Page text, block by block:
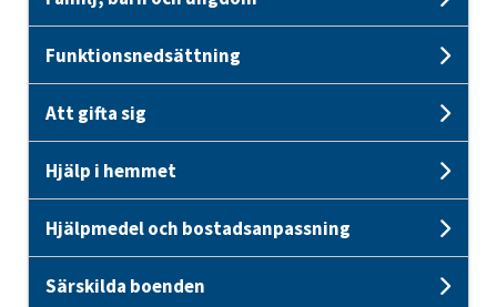
Funktionsnedsättning
Att gifta sig
Hjälp i hemmet
Hjälpmedel och bostadsanpassning
Särskilda boenden